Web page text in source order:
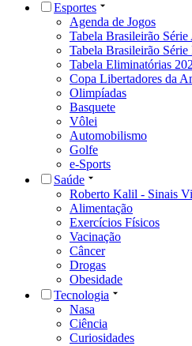
Esportes
Agenda de Jogos
Tabela Brasileirão Série
Tabela Brasileirão Série
Tabela Eliminatórias
Copa Libertadores da
Olimpíadas
Basquete
Vôlei
Automobilismo
Golfe
e-Sports
Saúde
Roberto Kalil - Sinais
Alimentação
Exercícios Físicos
Vacinação
Câncer
Drogas
Obesidade
Tecnologia
Nasa
Ciência
Curiosidades